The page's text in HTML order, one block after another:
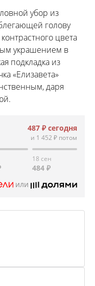
убор из
голову
цвета
украшением в
подкладка из
«Елизавета»
даря
487 ₽ сегодня
и 1 452 ₽ потом
18 сен
484 ₽
или